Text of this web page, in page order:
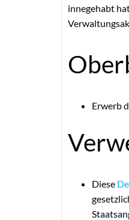
innegehabt
Erwerb
Diese